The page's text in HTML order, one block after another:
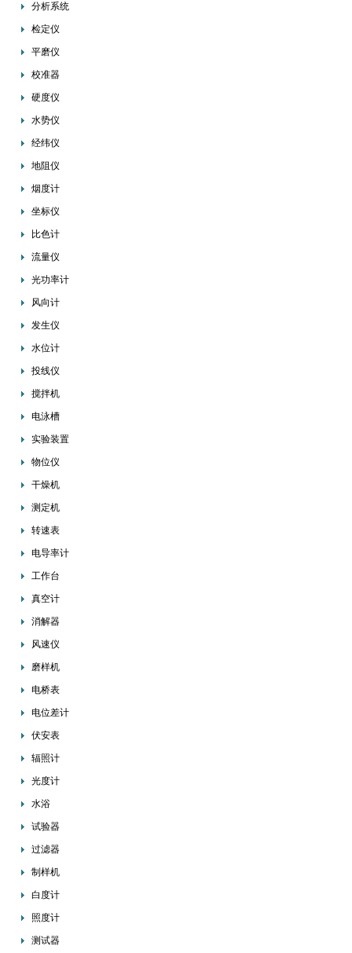
分析系统
检定仪
平磨仪
校准器
硬度仪
水势仪
经纬仪
地阻仪
烟度计
坐标仪
比色计
流量仪
光功率计
风向计
发生仪
水位计
投线仪
搅拌机
电泳槽
实验装置
物位仪
干燥机
测定机
转速表
电导率计
工作台
真空计
消解器
风速仪
磨样机
电桥表
电位差计
伏安表
辐照计
光度计
水浴
试验器
过滤器
制样机
白度计
照度计
测试器